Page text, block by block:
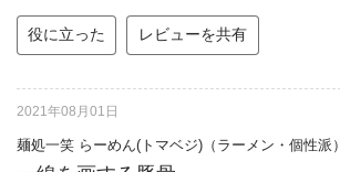
役に立った レビューを共有
2021年08月01日
麺処一笑 らーめん(トマベジ)（ラーメン・個性派）